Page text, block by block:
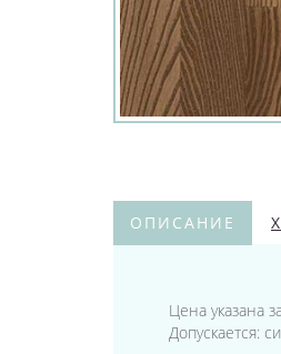
ОПИСАНИЕ
Цена указана
Допускается: